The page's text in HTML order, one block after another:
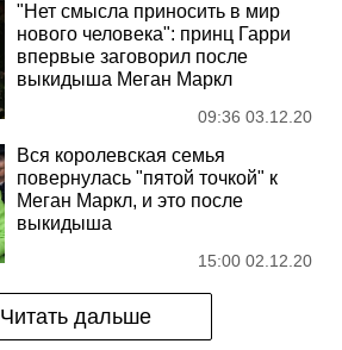
"Нет смысла приносить в мир
нового человека": принц Гарри
впервые заговорил после
выкидыша Меган Маркл
09:36 03.12.20
Вся королевская семья
повернулась "пятой точкой" к
Меган Маркл, и это после
выкидыша
15:00 02.12.20
Читать дальше